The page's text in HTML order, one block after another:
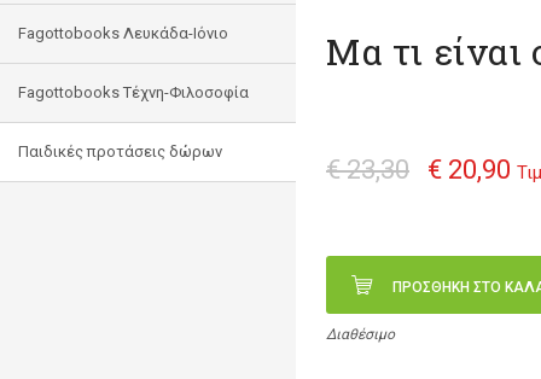
Fagottobooks Λευκάδα-Ιόνιο
Fagottobooks Τέχνη-Φιλοσοφία
Παιδικές προτάσεις δώρων
Μα τι
€ 23,30 € 20,90
ΠΡΟΣΘΗΚΗ ΣΤΟ
Διαθέσιμο